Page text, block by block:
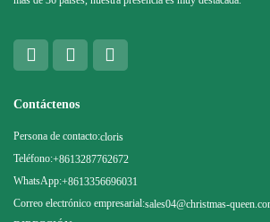
Contáctenos
Persona de contacto:cloris
Teléfono:+8613287762672
WhatsApp:+8613356696031
Correo electrónico empresarial:sales04@christmas-